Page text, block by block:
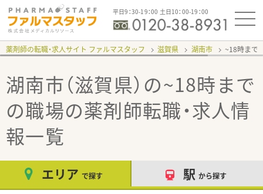
平日9：30-19：00 土日10：00-19：00
薬剤師の転職・求人サイト ファルマスタッフ 滋賀県 湖南市 ~18時まで
湖南市（滋賀県）の~18時まで
の職場の薬剤師転職・求人情
報一覧
エリア で探す 駅 から探す